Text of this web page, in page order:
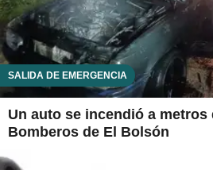
SALIDA DE EMERGENCIA
Un auto se incendió a metros
Bomberos de El Bolsón